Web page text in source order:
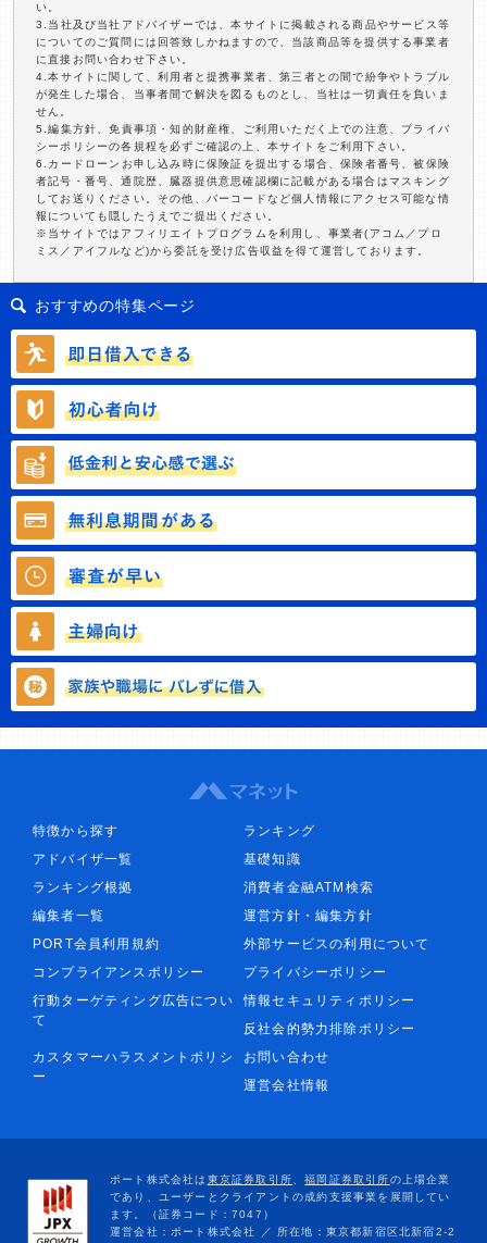
い。
3.当社及び当社アドバイザーでは、本サイトに掲載される商品やサービス等
についてのご質問には回答致しかねますので、当該商品等を提供する事業者
に直接お問い合わせ下さい。
4.本サイトに関して、利用者と提携事業者、第三者との間で紛争やトラブル
が発生した場合、当事者間で解決を図るものとし、当社は一切責任を負いま
せん。
5.編集方針、免責事項・知的財産権、ご利用いただく上での注意、プライバ
シーポリシーの各規程を必ずご確認の上、本サイトをご利用下さい。
6.カードローンお申し込み時に保険証を提出する場合、保険者番号、被保険
者記号・番号、通院歴、臓器提供意思確認欄に記載がある場合はマスキング
してお送りください。その他、バーコードなど個人情報にアクセス可能な情
報についても隠したうえでご提出ください。
※当サイトではアフィリエイトプログラムを利用し、事業者(アコム／プロ
ミス／アイフルなど)から委託を受け広告収益を得て運営しております。
おすすめの特集ページ
特徴から探す
ランキング
アドバイザ一覧
基礎知識
ランキング根拠
消費者金融ATM検索
編集者一覧
運営方針・編集方針
PORT会員利用規約
外部サービスの利用について
コンプライアンスポリシー
プライバシーポリシー
行動ターゲティング広告につい
て
情報セキュリティポリシー
反社会的勢力排除ポリシー
カスタマーハラスメントポリシ
ー
お問い合わせ
運営会社情報